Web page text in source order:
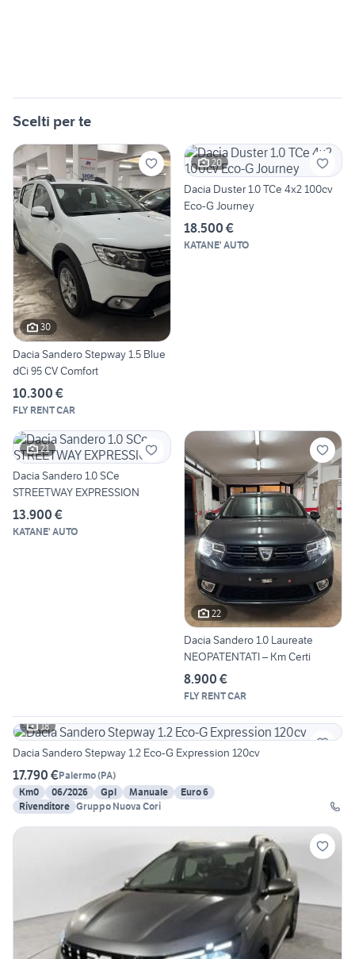
Scelti per te
30
Dacia Sandero Stepway 1.5 Blue
dCi 95 CV Comfort
10.300 €
FLY RENT CAR
20
Dacia Duster 1.0 TCe 4x2 100cv
Eco-G Journey
18.500 €
KATANE' AUTO
21
Dacia Sandero 1.0 SCe
STREETWAY EXPRESSION
13.900 €
KATANE' AUTO
22
Dacia Sandero 1.0 Laureate
NEOPATENTATI – Km Certi
8.900 €
FLY RENT CAR
18
Dacia Sandero Stepway 1.2 Eco-G Expression 120cv
17.790 €Palermo(PA)
Km0
06/2026 Gpl Manuale
Euro 6
Rivenditore Gruppo Nuova Cori